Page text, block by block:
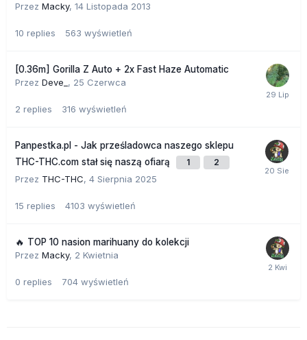
Przez Macky, 14 Listopada 2013
10 replies 563 wyświetleń
[0.36m] Gorilla Z Auto + 2x Fast Haze Automatic
Przez Deve_ , 25 Czerwca
2 replies 316 wyświetleń
Panpestka.pl - Jak prześladowca naszego sklepu
THC-THC.com stał się naszą ofiarą
1 2
Przez THC-THC, 4 Sierpnia 2025
15 replies 4103 wyświetleń
🔥 TOP 10 nasion marihuany do kolekcji
Przez Macky, 2 Kwietnia
0 replies 704 wyświetleń